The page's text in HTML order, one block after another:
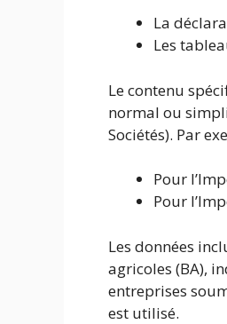
La
Les
Le contenu
normal ou
Sociétés). Par
Pour
Pour
Les données
agricoles (BA),
entreprises
est utilisé.